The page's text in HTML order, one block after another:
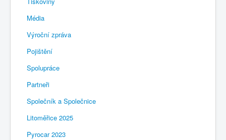
Média
Výroční zpráva
Pojištění
Spolupráce
Partneři
Společník a Společnice
Litoměřice 2025
Pyrocar 2023